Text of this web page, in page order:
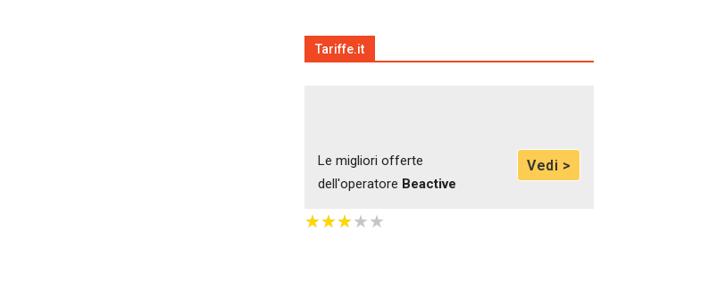
Tariffe.it
Le migliori offerte
dell'operatore Beactive
Vedi >
★★★★★
★★★★★